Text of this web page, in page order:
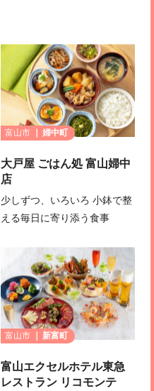
富山市 婦中町
大戸屋 ごはん処 富山婦中
店
少しずつ、いろいろ 小鉢で整
える毎日に寄り添う食事
富山市 新富町
富山エクセルホテル東急
レストラン リコモンテ